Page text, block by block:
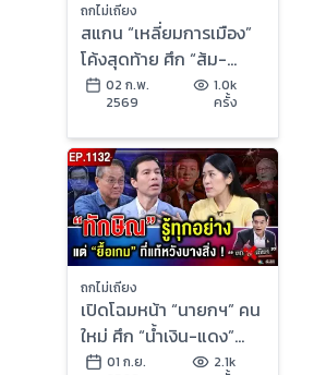
ถกไม่เถียง
สแกน “เหลี่ยมการเมือง”
โค้งสุดท้าย ศึก “ส้ม-
น้ำเงิน-แดง” เดือด
สะเทือนล้านแชร์ !
02 ก.พ.
2569
1.0k
ครั้ง
ถกไม่เถียง
เปิดโฉมหน้า “นายกฯ” คน
ใหม่ ศึก “น้ำเงิน-แดง”
แย่ง “ส้ม” เกทับ บลัฟ
01 ก.ย.
2.1k